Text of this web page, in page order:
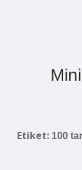
Etiket: 100